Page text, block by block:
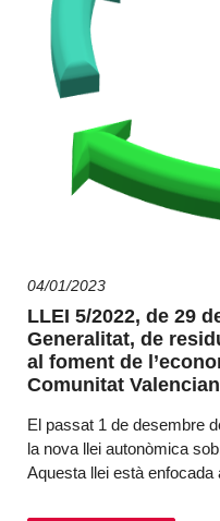
04/01/2023
LLEI 5/2022, de 29
Generalitat, de
al foment de
Comunitat
El passat 1 de desembre
la nova llei autonòmica
Aquesta llei està